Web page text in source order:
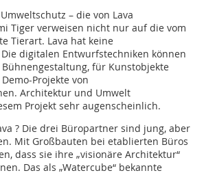
– die von Lava
Tiger verweisen nicht nur auf die vom
Tierart. Lava hat keine
digitalen Entwurfstechniken können
für Kunstobjekte
Projekte von
Architektur und Umwelt
Projekt sehr augenscheinlich.
? Die drei Büropartner sind jung, aber
Mit Großbauten bei etablierten Büros
dass sie ihre „visionäre Architektur“
Das als „Watercube“ bekannte